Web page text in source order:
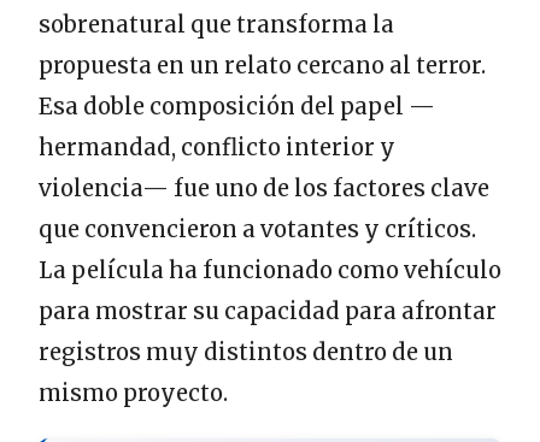
sobrenatural que transforma la
propuesta en un relato cercano al terror.
Esa doble composición del papel —
hermandad, conflicto interior y
violencia— fue uno de los factores clave
que convencieron a votantes y críticos.
La película ha funcionado como vehículo
para mostrar su capacidad para afrontar
registros muy distintos dentro de un
mismo proyecto.